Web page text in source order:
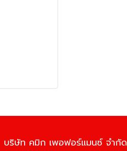
บริษัท คมิก เพอฟอร์แมนซ์ จำกัด